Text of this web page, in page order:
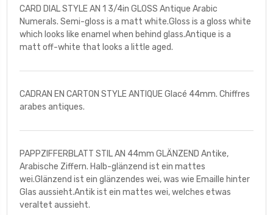
CARD DIAL STYLE AN 1 3/4in GLOSS Antique Arabic
Numerals. Semi-gloss is a matt white.Gloss is a gloss white
which looks like enamel when behind glass.Antique is a
matt off-white that looks a little aged.
CADRAN EN CARTON STYLE ANTIQUE Glacé 44mm. Chiffres
arabes antiques.
PAPPZIFFERBLATT STIL AN 44mm GLÄNZEND Antike,
Arabische Ziffern. Halb-glänzend ist ein mattes
wei.Glänzend ist ein glänzendes wei, was wie Emaille hinter
Glas aussieht.Antik ist ein mattes wei, welches etwas
veraltet aussieht.